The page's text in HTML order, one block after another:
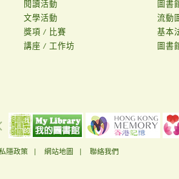
閱讀活動
文學活動
獎項 / 比賽
講座 / 工作坊
圖書
流動
基本
圖書
隱政策 網站地圖 聯絡我們